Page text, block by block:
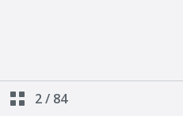
2/ 84